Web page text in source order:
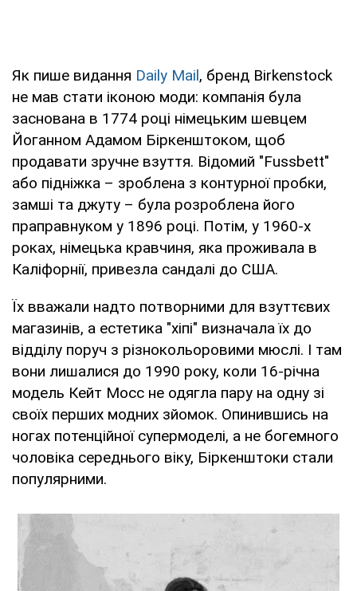
Як пише видання Daily Mail, бренд Birkenstock
не мав стати іконою моди: компанія була
заснована в 1774 році німецьким шевцем
Йоганном Адамом Біркенштоком, щоб
продавати зручне взуття. Відомий "Fussbett"
або підніжка – зроблена з контурної пробки,
замші та джуту – була розроблена його
праправнуком у 1896 році. Потім, у 1960-х
роках, німецька кравчиня, яка проживала в
Каліфорнії, привезла сандалі до США.
Їх вважали надто потворними для взуттєвих
магазинів, а естетика "хіпі" визначала їх до
відділу поруч з різнокольоровими мюслі. І там
вони лишалися до 1990 року, коли 16-річна
модель Кейт Мосс не одягла пару на одну зі
своїх перших модних зйомок. Опинившись на
ногах потенційної супермоделі, а не богемного
чоловіка середнього віку, Біркенштоки стали
популярними.